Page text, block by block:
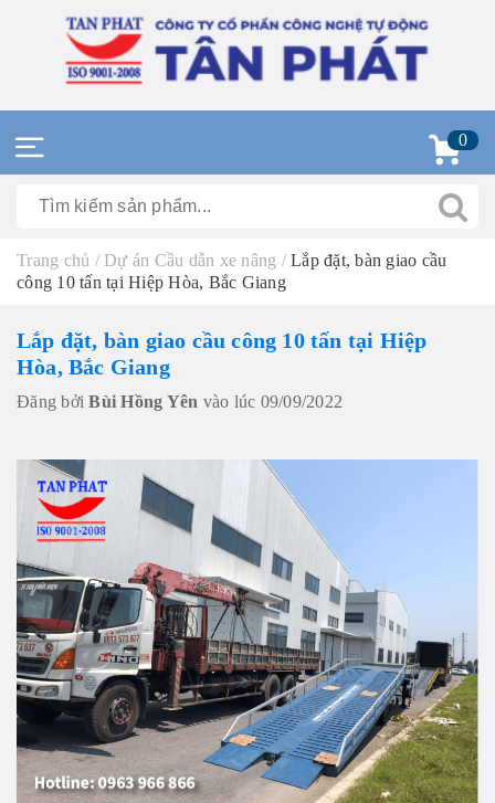
0
Trang chủ / Dự án Cầu dẫn xe nâng / Lắp đặt, bàn giao cầu
công 10 tấn tại Hiệp Hòa, Bắc Giang
Lắp đặt, bàn giao cầu công 10 tấn tại Hiệp
Hòa, Bắc Giang
Đăng bởiBùi Hồng Yên vào lúc 09/09/2022